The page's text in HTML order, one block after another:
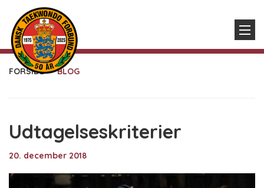
FORSIDE BLOG
Udtagelseskriterier
20. december 2018